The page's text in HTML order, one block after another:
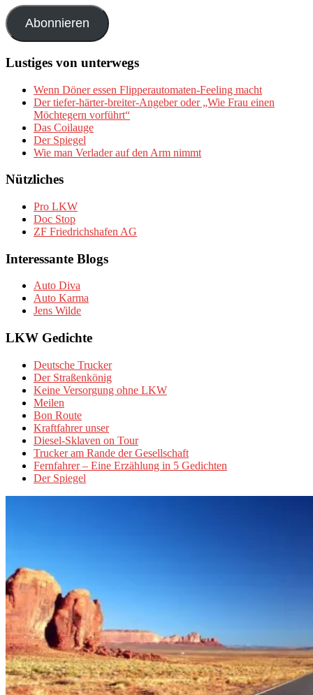
Adresse
Abonnieren
Lustiges von unterwegs
Wenn Döner essen Flipperautomaten-Feeling macht
Der tiefer-härter-breiter-Angeber oder „Wie Frau einen
Möchtegern vorführt“
Das Coilauge
Der Spiegel
Wie man Verlader auf den Arm nimmt
Nützliches
Pro LKW
Doc Stop
ZF Friedrichshafen AG
Interessante Blogs
Auto Diva
Auto Karma
Jens Wilde
LKW Gedichte
Deutsche Trucker
Der Straßenkönig
Keine Versorgung ohne LKW
Meilen
Bon Route
Kraftfahrer unser
Diesel-Sklaven on Tour
Trucker am Rande der Gesellschaft
Fernfahrer – Eine Erzählung in 5 Gedichten
Der Spiegel